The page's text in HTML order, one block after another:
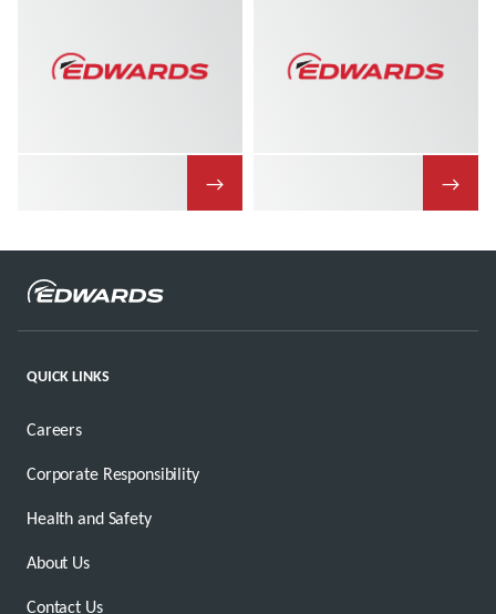
→ →
QUICK LINKS
Careers
Corporate Responsibility
Health and Safety
About Us
Contact Us